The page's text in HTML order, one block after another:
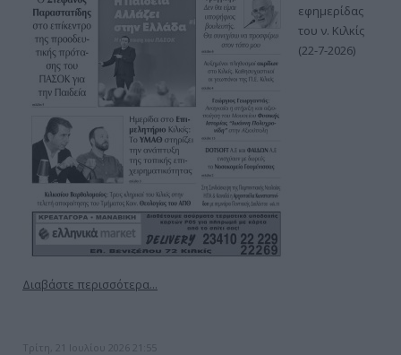
εφημερίδας
του ν. Κιλκίς
(22-7-2026)
Διαβάστε περισσότερα...
Τρίτη, 21 Ιουλίου 2026 21:55